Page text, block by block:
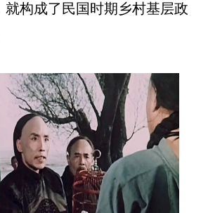
就构成了民国时期乡村基层政